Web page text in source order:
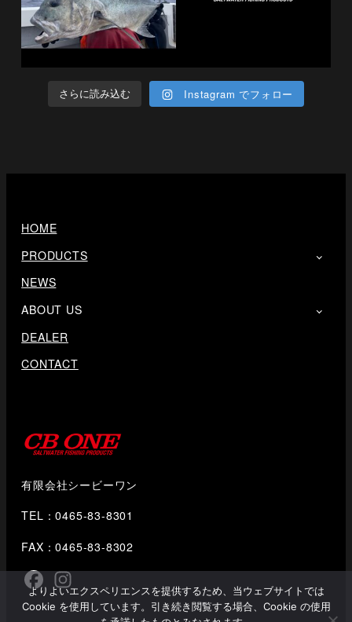
さらに読み込む Instagram でフォロー
HOME
PRODUCTS
NEWS
ABOUT US
DEALER
CONTACT
有限会社シービーワン
TEL：0465-83-8301
FAX：0465-83-8302
よりよいエクスペリエンスを提供するため、当ウェブサイトでは
Cookie を使用しています。引き続き閲覧する場合、Cookie の使用